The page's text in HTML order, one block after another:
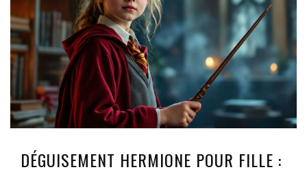
DÉGUISEMENT HERMIONE POUR FILLE :